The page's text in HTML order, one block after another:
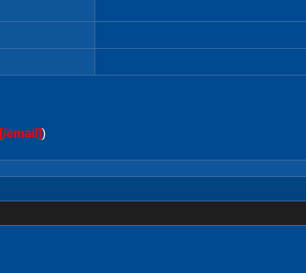
[/email])